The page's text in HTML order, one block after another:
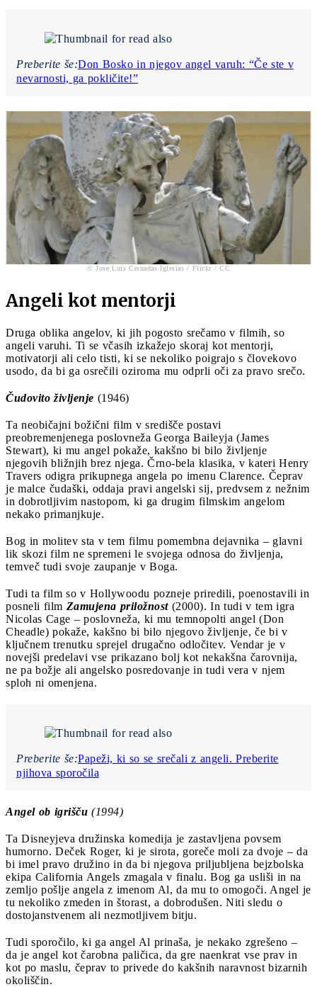
Preberite še:Don Bosko in njegov angel varuh: “Če ste v
nevarnosti, ga pokličite!”
© Jose Luis Cernadas Iglesias / Flickr / CC
Angeli kot mentorji
Druga oblika angelov, ki jih pogosto srečamo v filmih, so
angeli varuhi. Ti se včasih izkažejo skoraj kot mentorji,
motivatorji ali celo tisti, ki se nekoliko poigrajo s človekovo
usodo, da bi ga osrečili oziroma mu odprli oči za pravo srečo.
Čudovito življenje (1946)
Ta neobičajni božični film v središče postavi
preobremenjenega poslovneža Georga Baileyja (James
Stewart), ki mu angel pokaže, kakšno bi bilo življenje
njegovih bližnjih brez njega. Črno-bela klasika, v kateri Henry
Travers odigra prikupnega angela po imenu Clarence. Čeprav
je malce čudaški, oddaja pravi angelski sij, predvsem z nežnim
in dobrotljivim nastopom, ki ga drugim filmskim angelom
nekako primanjkuje.
Bog in molitev sta v tem filmu pomembna dejavnika – glavni
lik skozi film ne spremeni le svojega odnosa do življenja,
temveč tudi svoje zaupanje v Boga.
Tudi ta film so v Hollywoodu pozneje priredili, poenostavili in
posneli film Zamujena priložnost (2000). In tudi v tem igra
Nicolas Cage – poslovneža, ki mu temnopolti angel (Don
Cheadle) pokaže, kakšno bi bilo njegovo življenje, če bi v
ključnem trenutku sprejel drugačno odločitev. Vendar je v
novejši predelavi vse prikazano bolj kot nekakšna čarovnija,
ne pa božje ali angelsko posredovanje in tudi vera v njem
sploh ni omenjena.
Preberite še:Papeži, ki so se srečali z angeli. Preberite
njihova sporočila
Angel ob igrišču (1994)
Ta Disneyjeva družinska komedija je zastavljena povsem
humorno. Deček Roger, ki je sirota, goreče moli za dvoje – da
bi imel pravo družino in da bi njegova priljubljena bejzbolska
ekipa California Angels zmagala v finalu. Bog ga usliši in na
zemljo pošlje angela z imenom Al, da mu to omogoči. Angel je
tu nekoliko zmeden in štorast, a dobrodušen. Niti sledu o
dostojanstvenem ali nezmotljivem bitju.
Tudi sporočilo, ki ga angel Al prinaša, je nekako zgrešeno –
da je angel kot čarobna paličica, da gre naenkrat vse prav in
kot po maslu, čeprav to privede do kakšnih naravnost bizarnih
okoliščin.